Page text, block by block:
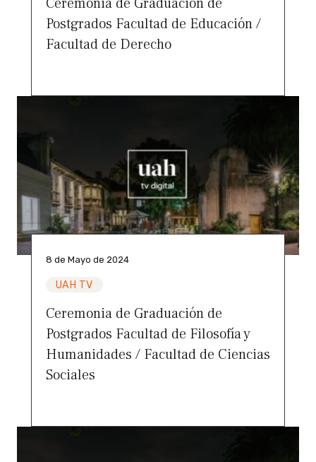
Postgrados Facultad de Educación /
Facultad de Derecho
8 de Mayo de 2024
UAH TV
Ceremonia de Graduación de
Postgrados Facultad de Filosofía y
Humanidades / Facultad de Ciencias
Sociales